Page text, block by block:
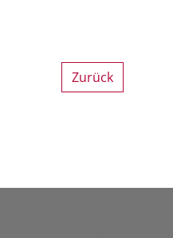
Zurück